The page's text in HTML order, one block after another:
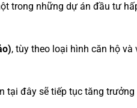
trong những dự án đầu tư
, tùy theo loại hình căn hộ và
tại đây sẽ tiếp tục tăng trưởng